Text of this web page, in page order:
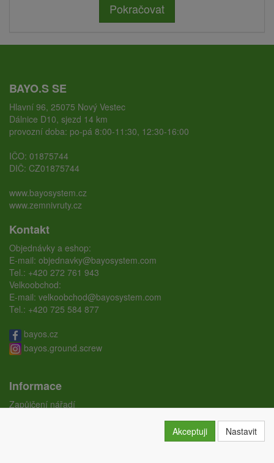
Pokračovat
BAYO.S SE
Hlavní 96, 25075 Nový Vestec
Dálnice D10, sjezd 14 km
provozní doba: po-pá 8:00-11:30, 12:30-16:00
IČO: 01875744
DIČ: CZ01875744
www.bayosystem.cz
www.zemnivruty.cz
Kontakt
Objednávky a eshop:
E-mail: objednavky@bayosystem.com
Tel.: +420 272 761 943
Velkoobchod:
E-mail: velkoobchod@bayosystem.com
Tel.: +420 725 584 877
bayos.cz
bayos.ground.screw
Informace
Zapůjčení nářadí
Akceptuji Nastavit